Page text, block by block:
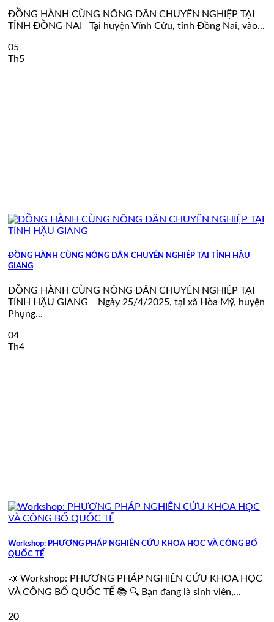
ĐỒNG HÀNH CÙNG NÔNG DÂN CHUYÊN NGHIỆP TẠI
TỈNH ĐỒNG NAI Tại huyện Vĩnh Cửu, tỉnh Đồng Nai, vào...
05
Th5
ĐỒNG HÀNH CÙNG NÔNG DÂN CHUYÊN NGHIỆP TẠI TỈNH HẬU
GIANG
ĐỒNG HÀNH CÙNG NÔNG DÂN CHUYÊN NGHIỆP TẠI
TỈNH HẬU GIANG Ngày 25/4/2025, tại xã Hòa Mỹ, huyện
Phụng...
04
Th4
Workshop: PHƯƠNG PHÁP NGHIÊN CỨU KHOA HỌC VÀ CÔNG BỐ
QUỐC TẾ
📣 Workshop: PHƯƠNG PHÁP NGHIÊN CỨU KHOA HỌC
VÀ CÔNG BỐ QUỐC TẾ 📚 🔍 Bạn đang là sinh viên,...
20